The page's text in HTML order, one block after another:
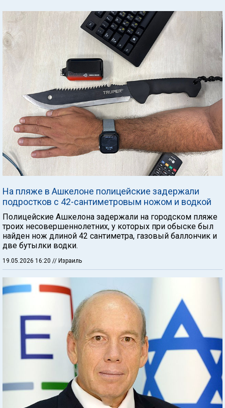
На пляже в Ашкелоне полицейские задержали
подростков с 42-сантиметровым ножом и водкой
Полицейские Ашкелона задержали на городском пляже
троих несовершеннолетних, у которых при обыске был
найден нож длиной 42 сантиметра, газовый баллончик и
две бутылки водки.
19.05.2026 16:20 // Израиль